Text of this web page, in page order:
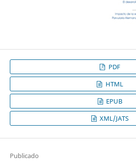
PDF
HTML
EPUB
XML/JATS
Publicado